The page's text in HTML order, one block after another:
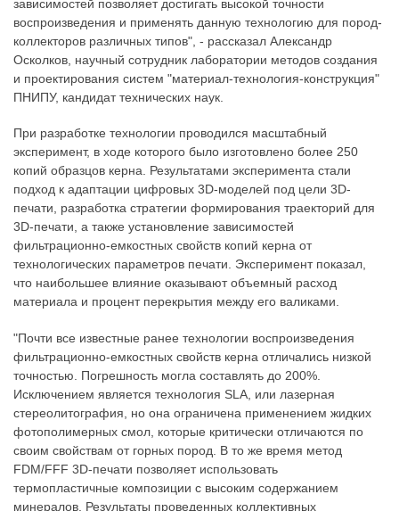
зависимостей позволяет достигать высокой точности
воспроизведения и применять данную технологию для пород-
коллекторов различных типов", - рассказал Александр
Осколков, научный сотрудник лаборатории методов создания
и проектирования систем "материал-технология-конструкция"
ПНИПУ, кандидат технических наук.
При разработке технологии проводился масштабный
эксперимент, в ходе которого было изготовлено более 250
копий образцов керна. Результатами эксперимента стали
подход к адаптации цифровых 3D-моделей под цели 3D-
печати, разработка стратегии формирования траекторий для
3D-печати, а также установление зависимостей
фильтрационно-емкостных свойств копий керна от
технологических параметров печати. Эксперимент показал,
что наибольшее влияние оказывают объемный расход
материала и процент перекрытия между его валиками.
"Почти все известные ранее технологии воспроизведения
фильтрационно-емкостных свойств керна отличались низкой
точностью. Погрешность могла составлять до 200%.
Исключением является технология SLA, или лазерная
стереолитография, но она ограничена применением жидких
фотополимерных смол, которые критически отличаются по
своим свойствам от горных пород. В то же время метод
FDM/FFF 3D-печати позволяет использовать
термопластичные композиции с высоким содержанием
минералов. Результаты проведенных коллективных